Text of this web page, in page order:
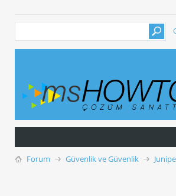
Forum Güvenlik ve Güvenlik